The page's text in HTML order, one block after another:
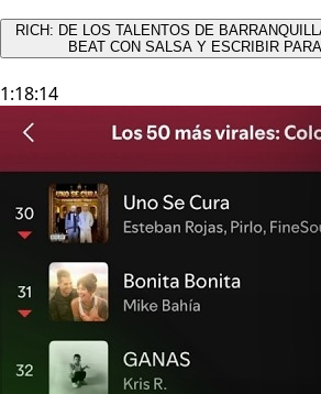
RICH: DE LOS TALENTOS DE
BEAT CON SALSA Y ESCRIBIR
1:18:14